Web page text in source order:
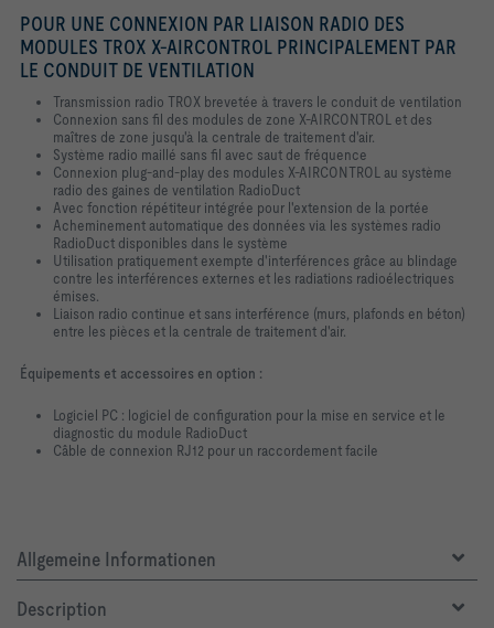
POUR UNE CONNEXION PAR LIAISON RADIO DES
MODULES TROX X-AIRCONTROL PRINCIPALEMENT PAR
LE CONDUIT DE VENTILATION
Transmission radio TROX brevetée à travers le conduit de ventilation
Connexion sans fil des modules de zone X-AIRCONTROL et des
maîtres de zone jusqu'à la centrale de traitement d'air.
Système radio maillé sans fil avec saut de fréquence
Connexion plug-and-play des modules X-AIRCONTROL au système
radio des gaines de ventilation RadioDuct
Avec fonction répétiteur intégrée pour l'extension de la portée
Acheminement automatique des données via les systèmes radio
RadioDuct disponibles dans le système
Utilisation pratiquement exempte d'interférences grâce au blindage
contre les interférences externes et les radiations radioélectriques
émises.
Liaison radio continue et sans interférence (murs, plafonds en béton)
entre les pièces et la centrale de traitement d'air.
Équipements et accessoires en option :
Logiciel PC : logiciel de configuration pour la mise en service et le
diagnostic du module RadioDuct
Câble de connexion RJ12 pour un raccordement facile
Allgemeine Informationen
Description